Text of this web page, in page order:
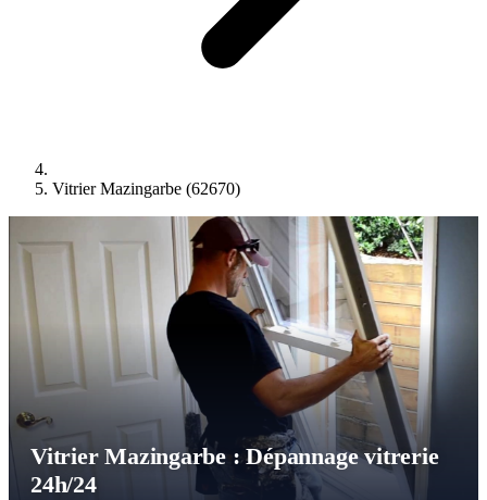
Vitrier Mazingarbe (62670)
Vitrier Mazingarbe : Dépannage vitrerie
24h/24